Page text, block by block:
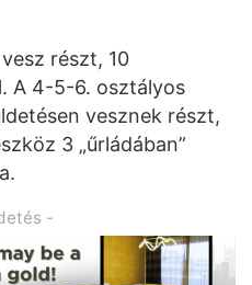
részt, 10
A 4-5-6. osztályos
vesznek részt,
3 „űrládában”
-